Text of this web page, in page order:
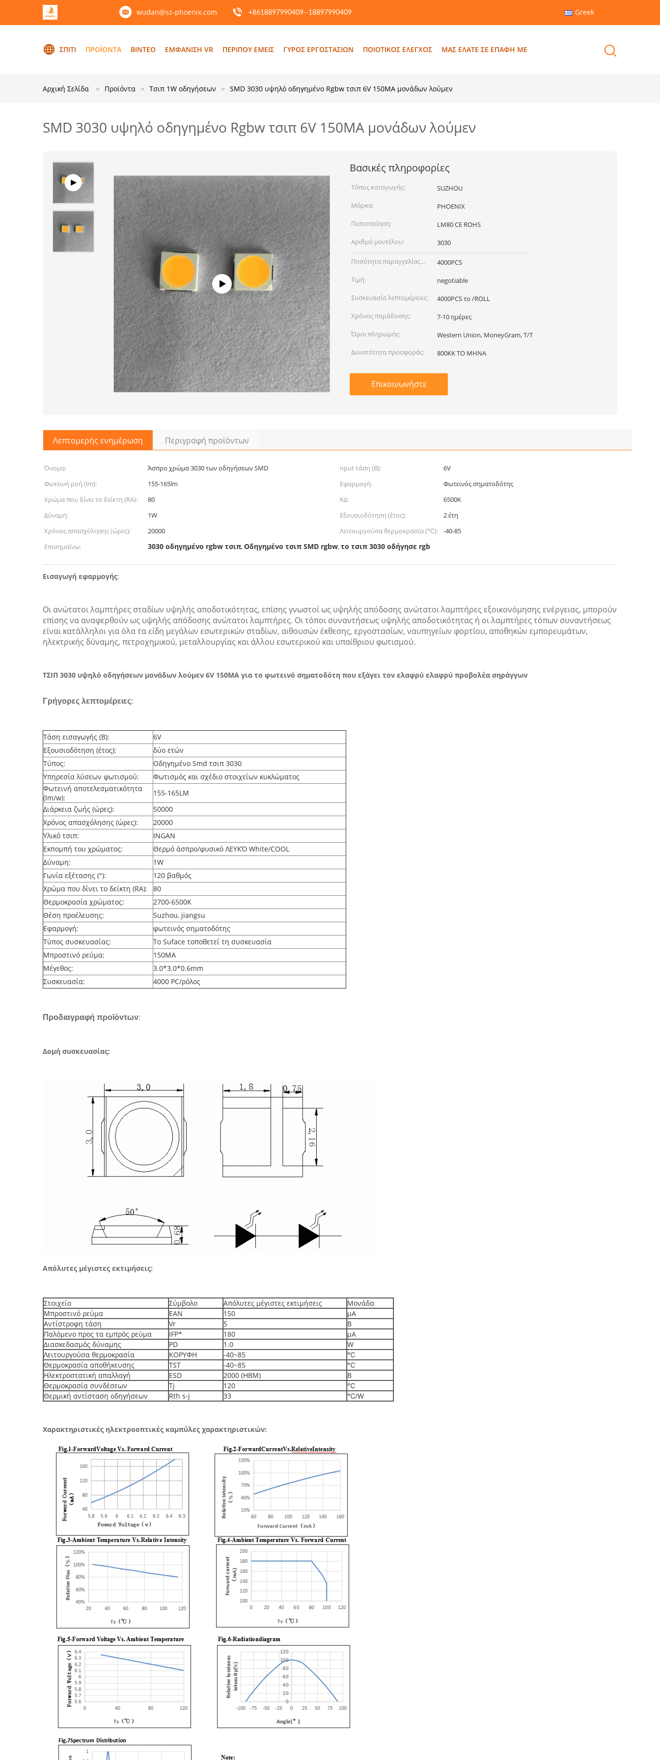
wudan@sz-phoenix.com +8618897990409--18897990409 Greek
ΣΠΊΤΙ ΠΡΟΪΌΝΤΑ ΒΊΝΤΕΟ ΕΜΦΆΝΙΣΗ VR ΠΕΡΊΠΟΥ ΕΜΕΊΣ ΓΎΡΟΣ ΕΡΓΟΣΤΑΣΊΩΝ ΠΟΙΟΤΙΚΌΣ ΈΛΕΓΧΟΣ ΜΑΣ ΕΛΆΤΕ ΣΕ ΕΠΑΦΉ ΜΕ
Αρχική Σελίδα Προϊόντα Τσιπ 1W οδηγήσεων SMD 3030 υψηλό οδηγημένο Rgbw τσιπ 6V 150MA μονάδων λούμεν
SMD 3030 υψηλό οδηγημένο Rgbw τσιπ 6V 150MA μονάδων λούμεν
Βασικές πληροφορίες
Τόπος καταγωγής:
SUZHOU
Μάρκα:
PHOENIX
Πιστοποίηση:
LM80 CE ROHS
Αριθμό μοντέλου:
3030
Ποσότητα παραγγελίας
min:
4000PCS
Τιμή:
negotiable
Συσκευασία λεπτομέρειες:
4000PCS το /ROLL
Χρόνος παράδοσης:
7-10 ημέρες
Όροι πληρωμής:
Western Union, MoneyGram, T/T
Δυνατότητα προσφοράς:
800KK ΤΟ ΜΗΝΑ
Επικοινωνήστε
Λεπτομερής ενημέρωση Περιγραφή προϊόντων
Όνομα: Άσπρο χρώμα 3030 των οδηγήσεων SMD nput τάση (Β):
6V
Φωτεινή ροή (lm):
155-165lm Εφαρμογή:
Φωτεινός σηματοδότης
Χρώμα που δίνει το δείκτη (RA):
80 ΚΔ:
6500K
Δύναμη:
1W Εξουσιοδότηση (έτος):
2 έτη
Χρόνος απασχόλησης (ώρες):
20000 Λειτουργούσα θερμοκρασία (℃):
-40-85
Επισημαίνω:
3030 οδηγημένο rgbw τσιπ,Οδηγημένο τσιπ SMD rgbw,το τσιπ 3030 οδήγησε rgb
Εισαγωγή εφαρμογής:
Οι ανώτατοι λαμπτήρες σταδίων υψηλής αποδοτικότητας, επίσης γνωστοί ως υψηλής απόδοσης ανώτατοι λαμπτήρες εξοικονόμησης ενέργειας, μπορούν
επίσης να αναφερθούν ως υψηλής απόδοσης ανώτατοι λαμπτήρες. Οι τόποι συναντήσεως υψηλής αποδοτικότητας ή οι λαμπτήρες τόπων συναντήσεως
είναι κατάλληλοι για όλα τα είδη μεγάλων εσωτερικών σταδίων, αιθουσών έκθεσης, εργοστασίων, ναυπηγείων φορτίου, αποθηκών εμπορευμάτων,
ηλεκτρικής δύναμης, πετροχημικού, μεταλλουργίας και άλλου εσωτερικού και υπαίθριου φωτισμού.
ΤΣΙΠ 3030 υψηλό οδηγήσεων μονάδων λούμεν 6V 150MA για το φωτεινό σηματοδότη που εξάγει τον ελαφρύ ελαφρύ προβολέα σηράγγων
Γρήγορες λεπτομέρειες:
Τάση εισαγωγής (Β):
6V
Εξουσιοδότηση (έτος):
δύο ετών
Τύπος:
Οδηγημένο Smd τσιπ 3030
Υπηρεσία λύσεων φωτισμού:
Φωτισμός και σχέδιο στοιχείων κυκλώματος
Φωτεινή αποτελεσματικότητα
(lm/w):
155-165LM
Διάρκεια ζωής (ώρες):
50000
Χρόνος απασχόλησης (ώρες):
20000
Υλικό τσιπ:
INGAN
Εκπομπή του χρώματος:
Θερμό άσπρο/φυσικό ΛΕΥΚΌ White/COOL
Δύναμη:
1W
Γωνία εξέτασης (°):
120 βαθμός
Χρώμα που δίνει το δείκτη (RA):
80
Θερμοκρασία χρώματος:
2700-6500K
Θέση προέλευσης:
Suzhou, jiangsu
Εφαρμογή:
φωτεινός σηματοδότης
Τύπος συσκευασίας:
Το Suface τοποθετεί τη συσκευασία
Μπροστινό ρεύμα:
150MA
Μέγεθος:
3.0*3.0*0.6mm
Συσκευασία:
4000 PC/ρόλος
Προδιαγραφή προϊόντων:
Δομή συσκευασίας:
Απόλυτες μέγιστες εκτιμήσεις:
Στοιχείο Σύμβολο Απόλυτες μέγιστες εκτιμήσεις
Μονάδα
Μπροστινό ρεύμα
ΕΑΝ 150
μΑ
Αντίστροφη τάση
Vr 5
Β
Παλόμενο προς τα εμπρός ρεύμα
IFP* 180
μΑ
Διασκεδασμός δύναμης
PD 1.0
W
Λειτουργούσα θερμοκρασία
ΚΟΡΥΦΗ -40~85
℃
Θερμοκρασία αποθήκευσης
TST -40~85
℃
Ηλεκτροστατική απαλλαγή
ESD 2000 (HBM)
Β
Θερμοκρασία συνδέσεων
Tj 120
℃
Θερμική αντίσταση οδηγήσεων
Rth s-j 33 ℃/W
Χαρακτηριστικές ηλεκτροοπτικές καμπύλες χαρακτηριστικών: